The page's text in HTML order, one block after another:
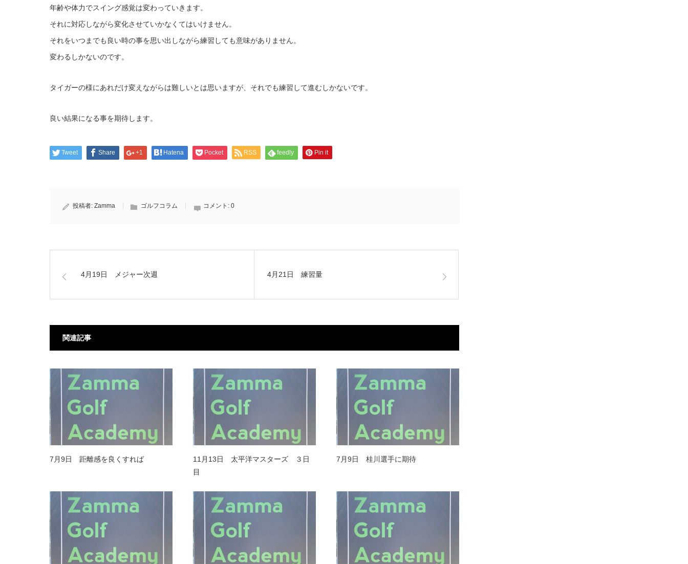
年齢や体力でスイング感覚は変わっていきます。
それに対応しながら変化させていかなくてはいけません。
それをいつまでも良い時の事を思い出しながら練習しても意味がありません。
変わるしかないのです。
タイガーの様にあれだけ変えながらは難しいとは思いますが、それでも練習して進むしかないです。
良い結果になる事を期待します。
Tweet Share +1 Hatena Pocket RSS feedly Pin it
投稿者: Zamma ゴルフコラム コメント: 0
4月19日 メジャー次週 4月21日 練習量
関連記事
7月9日 距離感を良くすれば
11月13日 太平洋マスターズ ３日
目
7月9日 桂川選手に期待